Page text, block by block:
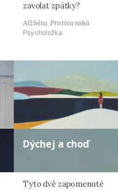
zavolat zpátky?
Alžběta Protivanská
Psycholožka
Dýchej a choď
Tyto dvě zapomenuté